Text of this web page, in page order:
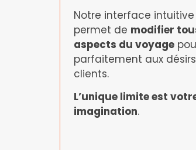
Notre interface intuitive
permet de modifier
aspects du voyage
parfaitement aux
clients.
L’unique limite est
imagination.